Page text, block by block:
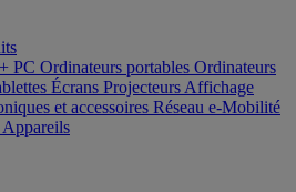
PC Ordinateurs portables Ordinateurs
Écrans Projecteurs Affichage
et accessoires Réseau e-Mobilité
Appareils